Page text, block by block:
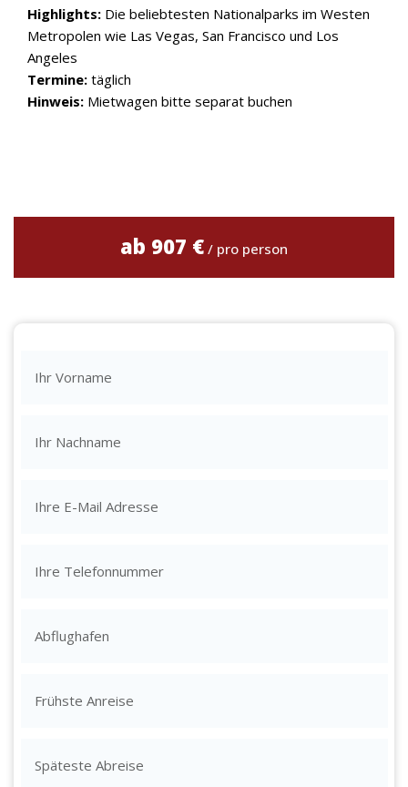
Highlights: Die beliebtesten Nationalparks im Westen
Metropolen wie Las Vegas, San Francisco und Los
Angeles
Termine: täglich
Hinweis: Mietwagen bitte separat buchen
ab 907 € / pro person